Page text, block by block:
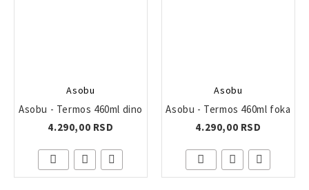
Asobu
Asobu - Termos 460ml dino
4.290,00 RSD
Asobu
Asobu - Termos 460ml foka
4.290,00 RSD